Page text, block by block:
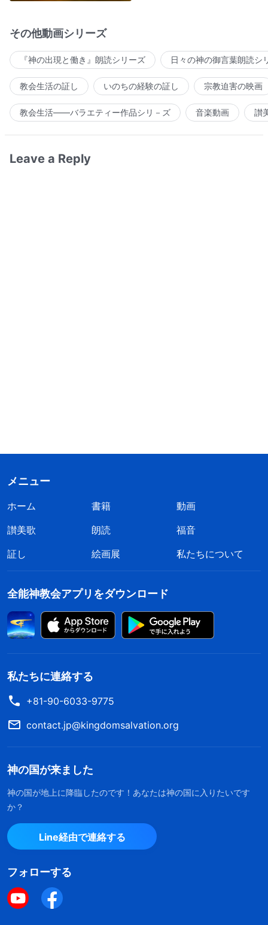
その他動画シリーズ
『神の出現と働き』朗読シリーズ 日々の神の御言葉朗読シ
教会生活の証し いのちの経験の証し 宗教迫害の映画
教会生活――バラエティー作品シリ－ズ 音楽動画 讃
Leave a Reply
メニュー
ホーム 書籍
動画
讃美歌
朗読
福音
証し
絵画展 私たちについて
全能神教会アプリをダウンロード
私たちに連絡する
+81-90-6033-9775
contact.jp@kingdomsalvation.org
神の国が来ました
神の国が地上に降臨したのです！あなたは神の国に入りたいです
か？
Line経由で連絡する
フォローする